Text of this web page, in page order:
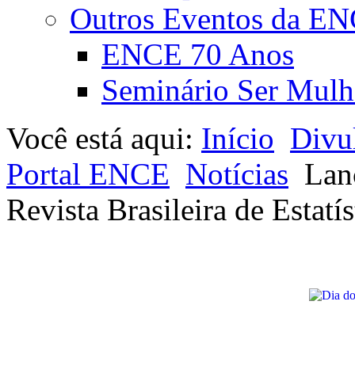
Outros Eventos da
ENCE 70 Anos
Seminário Ser
Você está aqui: Início
Portal ENCE Notícias
Revista Brasileira de